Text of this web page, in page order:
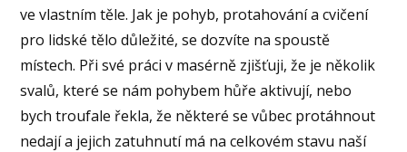
ve vlastním těle. Jak je pohyb, protahování a cvičení
pro lidské tělo důležité, se dozvíte na spoustě
místech. Při své práci v masérně zjišťuji, že je několik
svalů, které se nám pohybem hůře aktivují, nebo
bych troufale řekla, že některé se vůbec protáhnout
nedají a jejich zatuhnutí má na celkovém stavu naší